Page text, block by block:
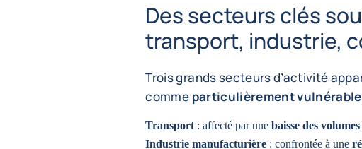
Des secteurs clés
transport, industrie,
Trois grands secteurs d’activité
comme particulièrement
Transport : affecté par unebaisse des
Industrie manufacturière : confrontée à une